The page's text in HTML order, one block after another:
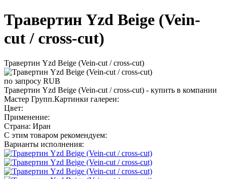
Травертин Yzd Beige (Vein-
cut / cross-cut)
Травертин Yzd Beige (Vein-cut / cross-cut)
по запросу RUB
Травертин Yzd Beige (Vein-cut / cross-cut) - купить в компании
Мастер Групп.Картинки галереи:
Цвет:
Применение:
Страна: Иран
С этим товаром рекомендуем:
Варианты исполнения: